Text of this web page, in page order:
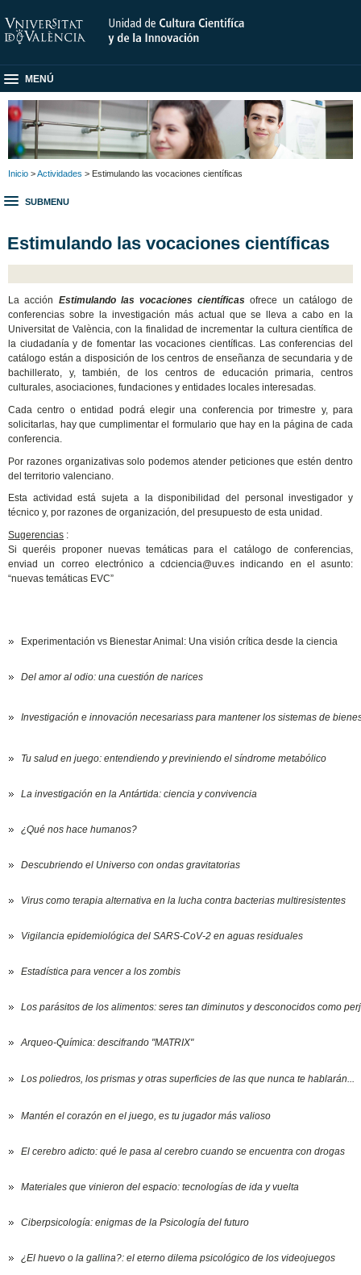
MENÚ
Inicio >Actividades > Estimulando las vocaciones científicas
SUBMENU
Estimulando las vocaciones científicas
La acción Estimulando las vocaciones científicas ofrece un catálogo de
conferencias sobre la investigación más actual que se lleva a cabo en la
Universitat de València, con la finalidad de incrementar la cultura científica de
la ciudadanía y de fomentar las vocaciones científicas. Las conferencias del
catálogo están a disposición de los centros de enseñanza de secundaria y de
bachillerato, y, también, de los centros de educación primaria, centros
culturales, asociaciones, fundaciones y entidades locales interesadas.
Cada centro o entidad podrá elegir una conferencia por trimestre y, para
solicitarlas, hay que cumplimentar el formulario que hay en la página de cada
conferencia.
Por razones organizativas solo podemos atender peticiones que estén dentro
del territorio valenciano.
Esta actividad está sujeta a la disponibilidad del personal investigador y
técnico y, por razones de organización, del presupuesto de esta unidad.
Sugerencias :
Si queréis proponer nuevas temáticas para el catálogo de conferencias,
enviad un correo electrónico a cdciencia@uv.es indicando en el asunto:
“nuevas temáticas EVC”
Experimentación vs Bienestar Animal: Una visión crítica desde la ciencia
Del amor al odio: una cuestión de narices
Investigación e innovación necesariass para mantener los sistemas de
Tu salud en juego: entendiendo y previniendo el síndrome metabólico
La investigación en la Antártida: ciencia y convivencia
¿Qué nos hace humanos?
Descubriendo el Universo con ondas gravitatorias
Virus como terapia alternativa en la lucha contra bacterias multiresistentes
Vigilancia epidemiológica del SARS-CoV-2 en aguas residuales
Estadística para vencer a los zombis
Los parásitos de los alimentos: seres tan diminutos y desconocidos como
Arqueo-Química: descifrando "MATRIX"
Los poliedros, los prismas y otras superficies de las que nunca te hablarán...
Mantén el corazón en el juego, es tu jugador más valioso
El cerebro adicto: qué le pasa al cerebro cuando se encuentra con drogas
Materiales que vinieron del espacio: tecnologías de ida y vuelta
Ciberpsicología: enigmas de la Psicología del futuro
¿El huevo o la gallina?: el eterno dilema psicológico de los videojuegos